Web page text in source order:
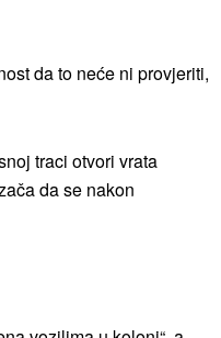
da to neće ni provjeriti,
traci otvori vrata
da se nakon